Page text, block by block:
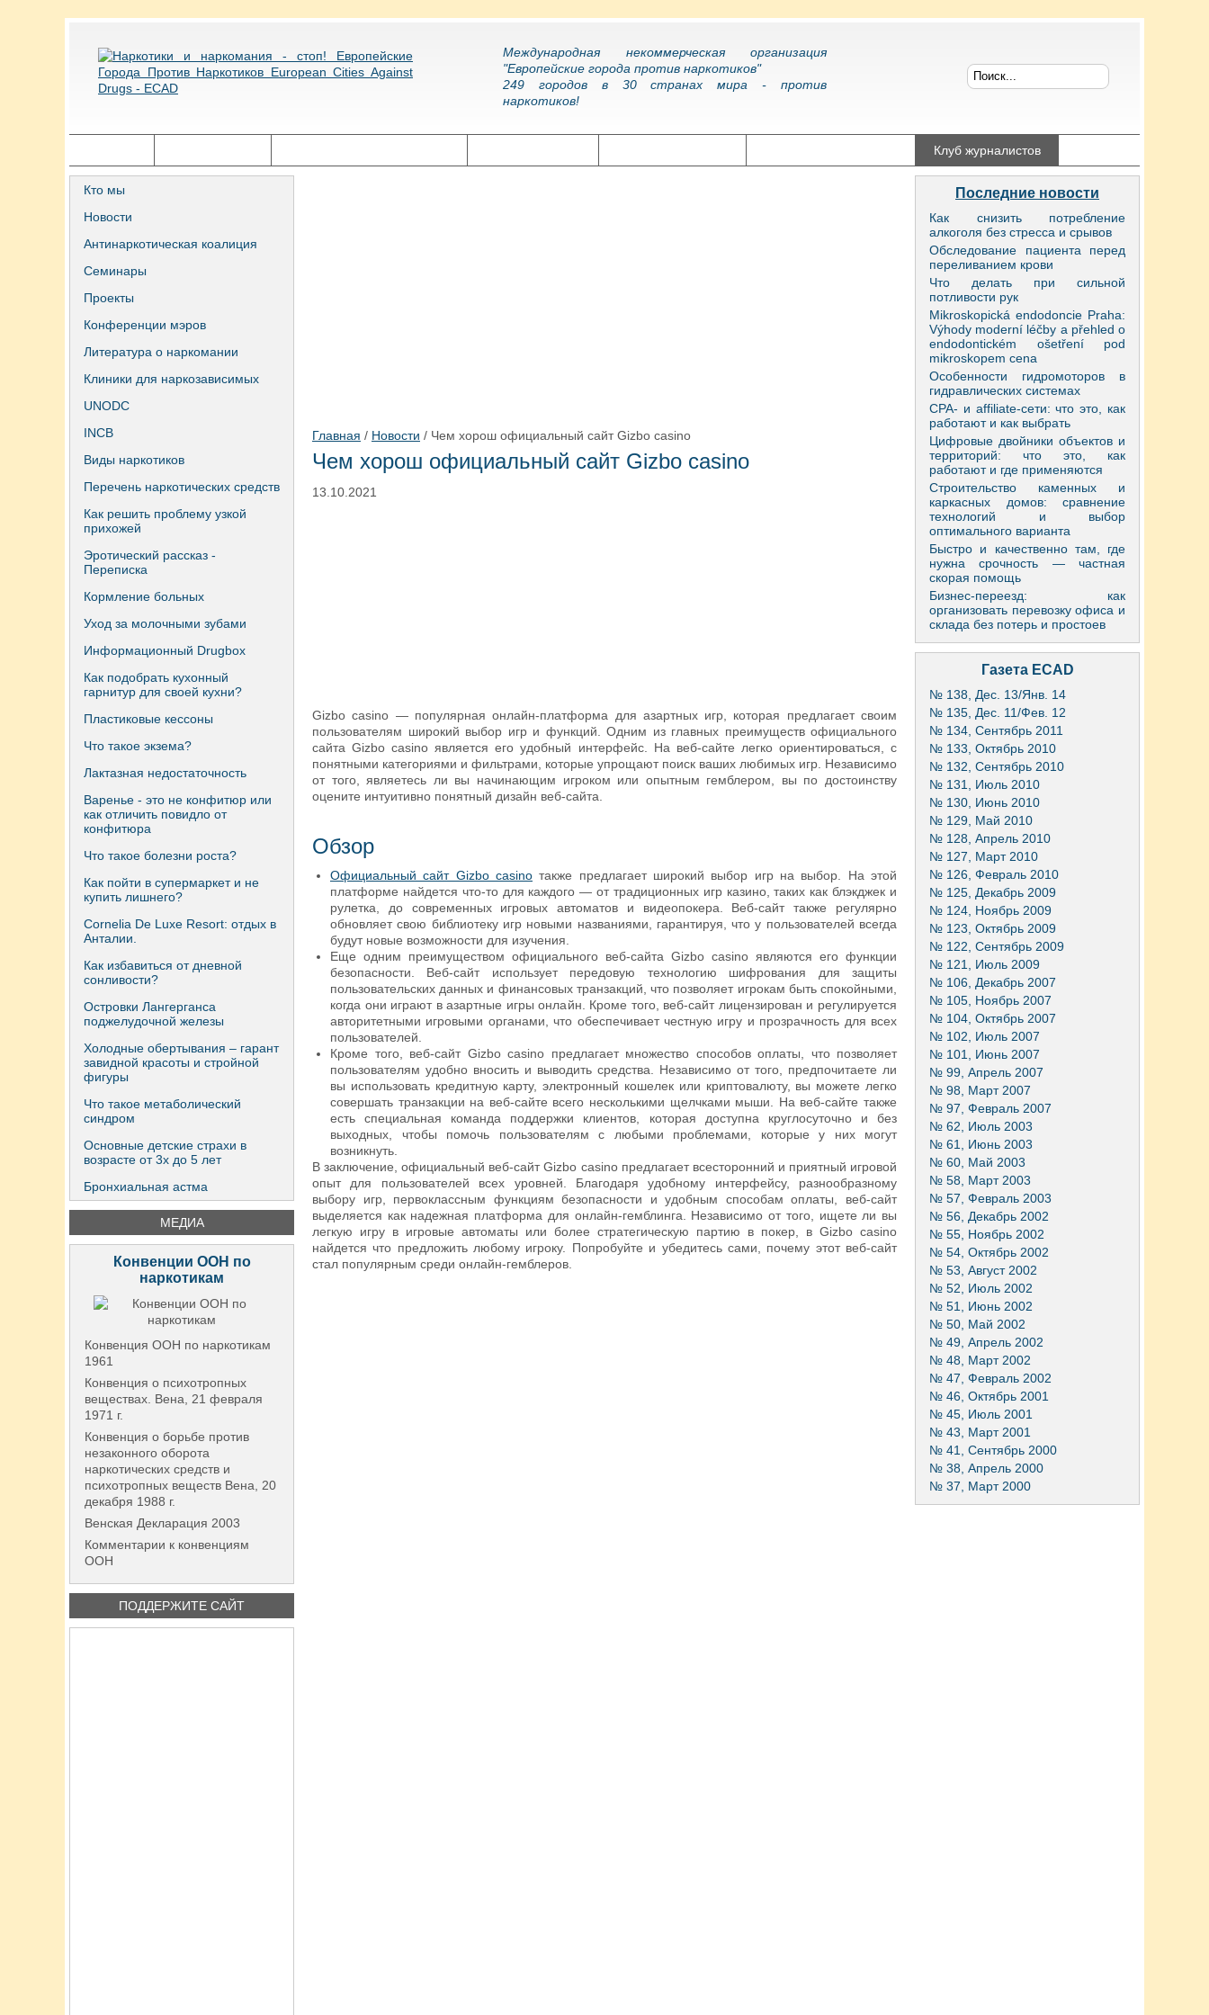
Международная некоммерческая организация
"Европейские города против наркотиков"
249 городов в 30 странах мира - против
наркотиков!
Клуб журналистов
Кто мы
Новости
Антинаркотическая коалиция
Семинары
Проекты
Конференции мэров
Литература о наркомании
Клиники для наркозависимых
UNODC
INCB
Виды наркотиков
Перечень наркотических средств
Как решить проблему узкой
прихожей
Эротический рассказ -
Переписка
Кормление больных
Уход за молочными зубами
Информационный Drugbox
Как подобрать кухонный
гарнитур для своей кухни?
Пластиковые кессоны
Что такое экзема?
Лактазная недостаточность
Варенье - это не конфитюр или
как отличить повидло от
конфитюра
Что такое болезни роста?
Как пойти в супермаркет и не
купить лишнего?
Сornelia De Luxe Resort: отдых в
Анталии.
Как избавиться от дневной
сонливости?
Островки Лангерганса
поджелудочной железы
Холодные обертывания – гарант
завидной красоты и стройной
фигуры
Что такое метаболический
синдром
Основные детские страхи в
возрасте от 3х до 5 лет
Бронхиальная астма
МЕДИА
Конвенции ООН по
наркотикам
Конвенция ООН по наркотикам
1961
Конвенция о психотропных
веществах. Вена, 21 февраля
1971 г.
Конвенция о борьбе против
незаконного оборота
наркотических средств и
психотропных веществ Вена, 20
декабря 1988 г.
Венская Декларация 2003
Комментарии к конвенциям
ООН
ПОДДЕРЖИТЕ САЙТ
Главная / Новости / Чем хорош официальный сайт Gizbo casino
Чем хорош официальный сайт Gizbo casino
13.10.2021
Gizbo casino — популярная онлайн-платформа для азартных игр, которая предлагает своим
пользователям широкий выбор игр и функций. Одним из главных преимуществ официального
сайта Gizbo casino является его удобный интерфейс. На веб-сайте легко ориентироваться, с
понятными категориями и фильтрами, которые упрощают поиск ваших любимых игр. Независимо
от того, являетесь ли вы начинающим игроком или опытным гемблером, вы по достоинству
оцените интуитивно понятный дизайн веб-сайта.
Обзор
Официальный сайт Gizbo casino также предлагает широкий выбор игр на выбор. На этой
платформе найдется что-то для каждого — от традиционных игр казино, таких как блэкджек и
рулетка, до современных игровых автоматов и видеопокера. Веб-сайт также регулярно
обновляет свою библиотеку игр новыми названиями, гарантируя, что у пользователей всегда
будут новые возможности для изучения.
Еще одним преимуществом официального веб-сайта Gizbo casino являются его функции
безопасности. Веб-сайт использует передовую технологию шифрования для защиты
пользовательских данных и финансовых транзакций, что позволяет игрокам быть спокойными,
когда они играют в азартные игры онлайн. Кроме того, веб-сайт лицензирован и регулируется
авторитетными игровыми органами, что обеспечивает честную игру и прозрачность для всех
пользователей.
Кроме того, веб-сайт Gizbo casino предлагает множество способов оплаты, что позволяет
пользователям удобно вносить и выводить средства. Независимо от того, предпочитаете ли
вы использовать кредитную карту, электронный кошелек или криптовалюту, вы можете легко
совершать транзакции на веб-сайте всего несколькими щелчками мыши. На веб-сайте также
есть специальная команда поддержки клиентов, которая доступна круглосуточно и без
выходных, чтобы помочь пользователям с любыми проблемами, которые у них могут
возникнуть.
В заключение, официальный веб-сайт Gizbo casino предлагает всесторонний и приятный игровой
опыт для пользователей всех уровней. Благодаря удобному интерфейсу, разнообразному
выбору игр, первоклассным функциям безопасности и удобным способам оплаты, веб-сайт
выделяется как надежная платформа для онлайн-гемблинга. Независимо от того, ищете ли вы
легкую игру в игровые автоматы или более стратегическую партию в покер, в Gizbo casino
найдется что предложить любому игроку. Попробуйте и убедитесь сами, почему этот веб-сайт
стал популярным среди онлайн-гемблеров.
Последние новости
Как снизить потребление
алкоголя без стресса и срывов
Обследование пациента перед
переливанием крови
Что делать при сильной
потливости рук
Mikroskopická endodoncie Praha:
Výhody moderní léčby a přehled o
endodontickém ošetření pod
mikroskopem cena
Особенности гидромоторов в
гидравлических системах
CPA- и affiliate-сети: что это, как
работают и как выбрать
Цифровые двойники объектов и
территорий: что это, как
работают и где применяются
Строительство каменных и
каркасных домов: сравнение
технологий и выбор
оптимального варианта
Быстро и качественно там, где
нужна срочность — частная
скорая помощь
Бизнес-переезд: как
организовать перевозку офиса и
склада без потерь и простоев
Газета ECAD
№ 138, Дес. 13/Янв. 14
№ 135, Дес. 11/Фев. 12
№ 134, Сентябрь 2011
№ 133, Октябрь 2010
№ 132, Сентябрь 2010
№ 131, Июль 2010
№ 130, Июнь 2010
№ 129, Май 2010
№ 128, Апрель 2010
№ 127, Март 2010
№ 126, Февраль 2010
№ 125, Декабрь 2009
№ 124, Ноябрь 2009
№ 123, Октябрь 2009
№ 122, Сентябрь 2009
№ 121, Июль 2009
№ 106, Декабрь 2007
№ 105, Ноябрь 2007
№ 104, Октябрь 2007
№ 102, Июль 2007
№ 101, Июнь 2007
№ 99, Апрель 2007
№ 98, Март 2007
№ 97, Февраль 2007
№ 62, Июль 2003
№ 61, Июнь 2003
№ 60, Май 2003
№ 58, Март 2003
№ 57, Февраль 2003
№ 56, Декабрь 2002
№ 55, Ноябрь 2002
№ 54, Октябрь 2002
№ 53, Август 2002
№ 52, Июль 2002
№ 51, Июнь 2002
№ 50, Май 2002
№ 49, Апрель 2002
№ 48, Март 2002
№ 47, Февраль 2002
№ 46, Октябрь 2001
№ 45, Июль 2001
№ 43, Март 2001
№ 41, Сентябрь 2000
№ 38, Апрель 2000
№ 37, Март 2000